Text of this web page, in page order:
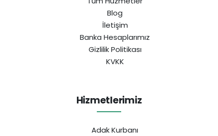
Blog
İletişim
Banka Hesaplarımız
Gizlilik Politikası
KVKK
Hizmetlerimiz
Adak Kurbanı